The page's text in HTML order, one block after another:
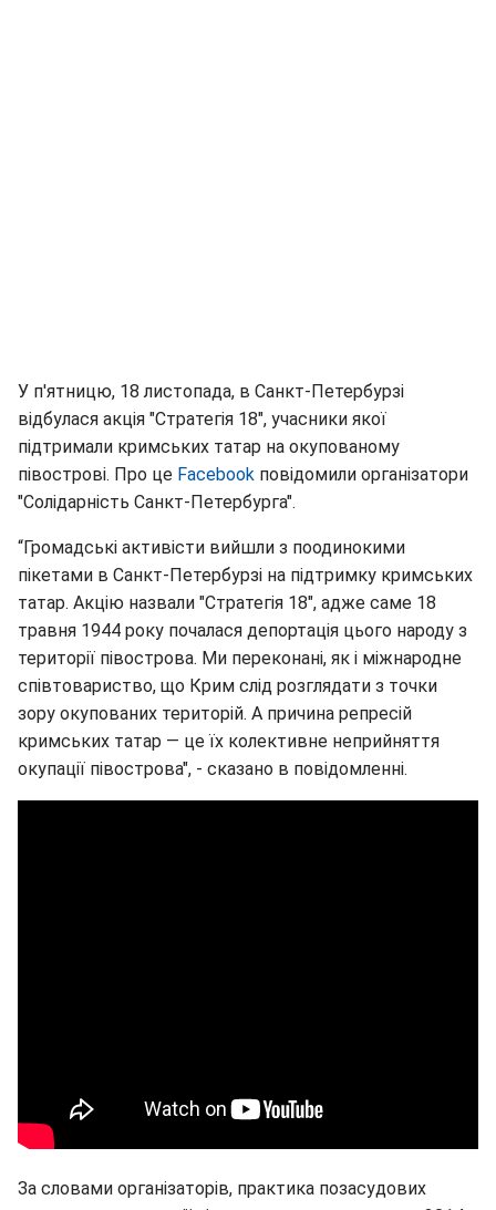
У п'ятницю, 18 листопада, в Санкт-Петербурзі
відбулася акція "Стратегія 18", учасники якої
підтримали кримських татар на окупованому
півострові. Про це Fаcebook повідомили організатори
"Солідарність Санкт-Петербурга".
“Громадські активісти вийшли з поодинокими
пікетами в Санкт-Петербурзі на підтримку кримських
татар. Акцію назвали "Стратегія 18", адже саме 18
травня 1944 року почалася депортація цього народу з
території півострова. Ми переконані, як і міжнародне
співтовариство, що Крим слід розглядати з точки
зору окупованих територій. А причина репресій
кримських татар — це їх колективне неприйняття
окупації півострова", - сказано в повідомленні.
За словами організаторів, практика позасудових